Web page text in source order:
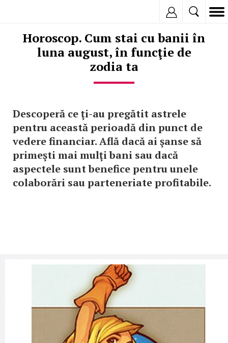
Horoscop. Cum stai cu banii în
luna august, în funcţie de
zodia ta
Descoperă ce ţi-au pregătit astrele
pentru această perioadă din punct de
vedere financiar. Află dacă ai şanse să
primeşti mai mulţi bani sau dacă
aspectele sunt benefice pentru unele
colaborări sau parteneriate profitabile.